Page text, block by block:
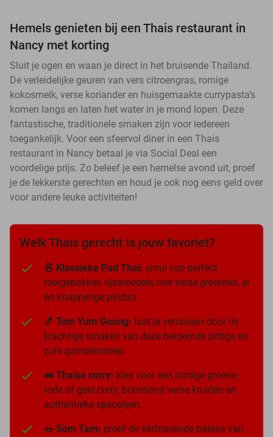
Hemels genieten bij een Thais restaurant in
Nancy met korting
Sluit je ogen en waan je direct in het bruisende Thailand.
De verleidelijke geuren van vers citroengras, romige
kokosmelk, verse koriander en huisgemaakte currypasta’s
komen langs en laten het water in je mond lopen. Deze
fantastische, traditionele smaken zijn voor iedereen
toegankelijk. Voor een sfeervol diner in een Thais
restaurant in Nancy betaal je via Social Deal een
voordelige prijs. Zo beleef je een hemelse avond uit, proef
je de lekkerste gerechten en houd je ook nog eens geld over
voor andere leuke activiteiten!
Welk Thais gerecht is jouw favoriet?
🍜 Klassieke Pad Thai: smul van perfect
roergebakken rijstnoedels met verse groenten, ei
en knapperige pinda's.
🍤 Tom Yum Goong: laat je verrassen door de
krachtige smaken van deze beroemde pittige en
zure garnalensoep.
🍛 Thaise curry: kies voor een romige groene,
rode of gele curry, boordevol verse kruiden en
authentieke specerijen.
🥗 Som Tam: proef de verfrissende balans van